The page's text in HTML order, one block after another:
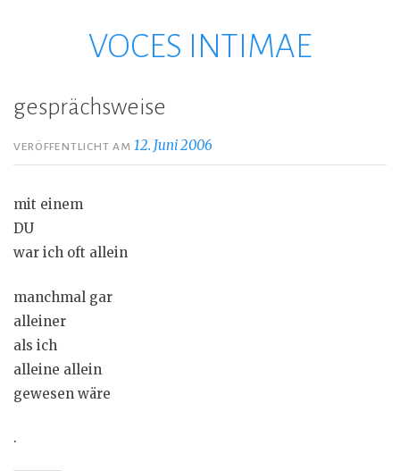
VOCES INTIMAE
gesprächsweise
VERÖFFENTLICHT AM12. Juni 2006
mit einem
DU
war ich oft allein
manchmal gar
alleiner
als ich
alleine allein
gewesen wäre
.